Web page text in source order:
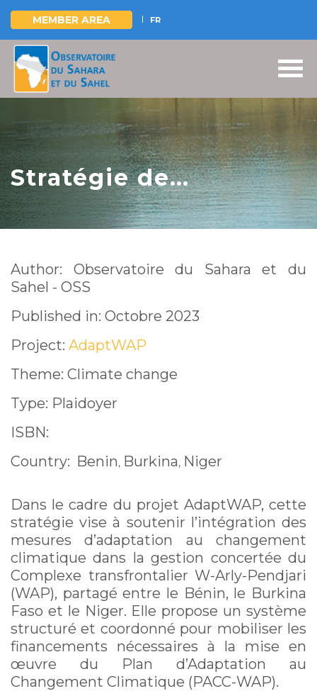
Skip
main
content
MEMBER AREA FR
Stratégie de
mobilisation des
ressources pour
l’adaptation au
changement
climatique du
Complexe WAP
Author: Observatoire du Sahara et du
Sahel - OSS
Published in: Octobre 2023
Project: AdaptWAP
Theme: Climate change
Type: Plaidoyer
ISBN:
Country: Benin, Burkina, Niger
Dans le cadre du projet AdaptWAP, cette
stratégie vise à soutenir l’intégration des
mesures d’adaptation au changement
climatique dans la gestion concertée du
Complexe transfrontalier W-Arly-Pendjari
(WAP), partagé entre le Bénin, le Burkina
Faso et le Niger. Elle propose un système
structuré et coordonné pour mobiliser les
financements nécessaires à la mise en
œuvre du Plan d’Adaptation au
Changement Climatique (PACC-WAP).